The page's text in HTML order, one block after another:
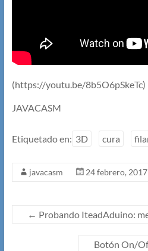
(https://youtu.be/8b5O6pSkeTc)
JAVACASM
Etiquetado en: 3D cura
javacasm 24 febrero, 2017
← Probando IteadAduino:
Botón On/